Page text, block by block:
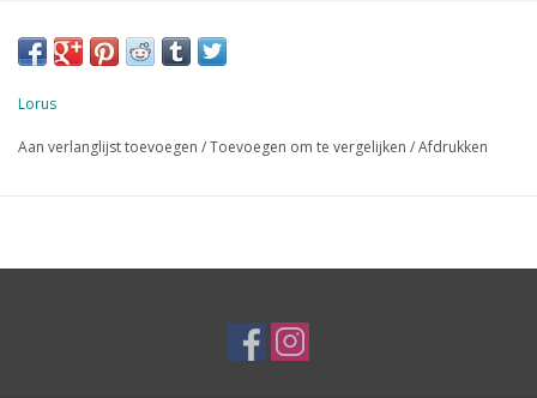
Lorus
Aan verlanglijst toevoegen /Toevoegen om te vergelijken /Afdrukken